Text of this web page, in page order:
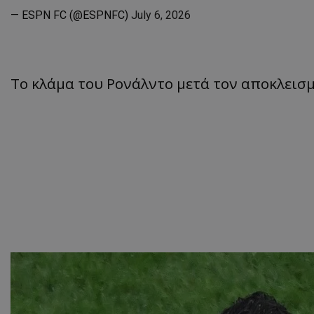
— ESPN FC (@ESPNFC) July 6, 2026
Το κλάμα του Ρονάλντο μετά τον